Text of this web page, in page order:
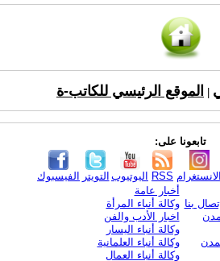
الموقع الرئيسي للكاتب-ة
تابعونا على:
الفيسبوك التويتر اليوتيوب RSS الانستغرام
بنا
أخبار عامة
وكالة أنباء المرأة
اخبار الأدب والفن
وكالة أنباء اليسار
وكالة أنباء العلمانية
وكالة أنباء العمال